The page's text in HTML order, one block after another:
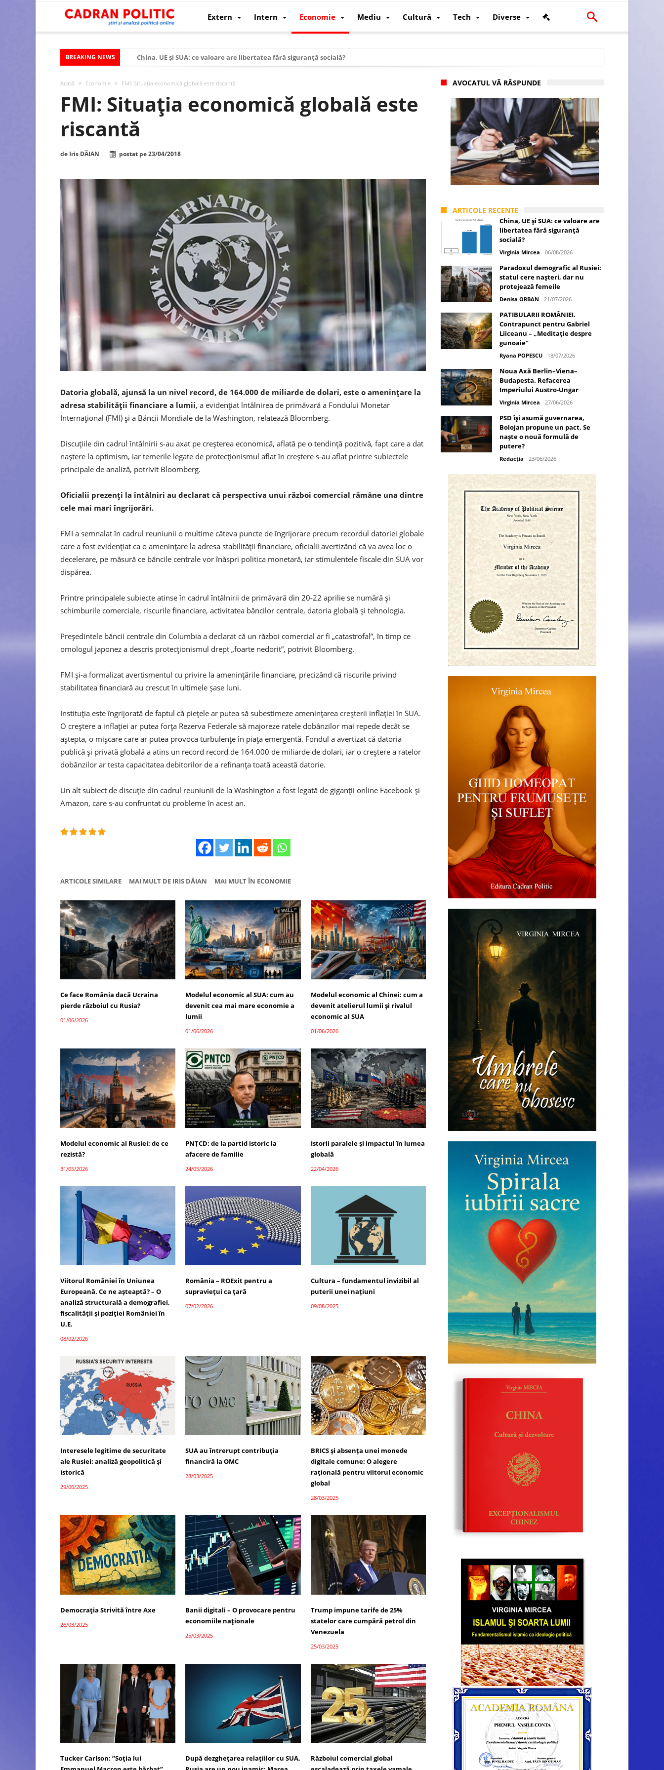
Extern Intern Economie Mediu Cultură Tech Diverse
BREAKING NEWS
China, UE și SUA: ce valoare are libertatea fără siguranță socială?
Modelul economic al Chinei: cum a devenit atelierul lumii și rivalul economic al SUA
Modelul economic al Rusiei: de ce rezistă?
Viitorul României în Uniunea Europeană. Ce ne așteaptă? – O analiză structurală a demografiei, fiscalității și poziției României în U.E.
Huawei dezvoltă un nou cip AI pentru a înlocui Nvidia
Acasă Economie FMI: Situaţia economică globală este riscantă
FMI: Situaţia economică globală este
riscantă
de Iris DĂIAN postat pe23/04/2018
Datoria globală, ajunsă la un nivel record, de 164.000 de miliarde de dolari, este o ameninţare la
adresa stabilităţii financiare a lumii, a evidenţiat întâlnirea de primăvară a Fondului Monetar
Internaţional (FMI) şi a Băncii Mondiale de la Washington, relatează Bloomberg.
Discuţiile din cadrul întâlnirii s-au axat pe creşterea economică, aflată pe o tendinţă pozitivă, fapt care a dat
naştere la optimism, iar temerile legate de protecţionismul aflat în creştere s-au aflat printre subiectele
principale de analiză, potrivit Bloomberg.
Oficialii prezenţi la întâlniri au declarat că perspectiva unui război comercial rămâne una dintre
cele mai mari îngrijorări.
FMI a semnalat în cadrul reuniunii o multime câteva puncte de îngrijorare precum recordul datoriei globale
care a fost evidenţiat ca o ameninţare la adresa stabilităţii financiare, oficialii avertizând că va avea loc o
decelerare, pe măsură ce băncile centrale vor înăspri politica monetară, iar stimulentele fiscale din SUA vor
dispărea.
Printre principalele subiecte atinse în cadrul întâlnirii de primăvară din 20-22 aprilie se numără şi
schimburile comerciale, riscurile financiare, activitatea băncilor centrale, datoria globală şi tehnologia.
Preşedintele băncii centrale din Columbia a declarat că un război comercial ar fi „catastrofal”, în timp ce
omologul japonez a descris protecţionismul drept „foarte nedorit”, potrivit Bloomberg.
FMI şi-a formalizat avertismentul cu privire la ameninţările financiare, precizând că riscurile privind
stabilitatea financiară au crescut în ultimele şase luni.
Instituţia este îngrijorată de faptul că pieţele ar putea să subestimeze ameninţarea creşterii inflaţiei în SUA.
O creştere a inflaţiei ar putea forţa Rezerva Federale să majoreze ratele dobânzilor mai repede decât se
aştepta, o mişcare care ar putea provoca turbulenţe în piaţa emergentă. Fondul a avertizat că datoria
publică şi privată globală a atins un record record de 164.000 de miliarde de dolari, iar o creştere a ratelor
dobânzilor ar testa capacitatea debitorilor de a refinanţa toată această datorie.
Un alt subiect de discuţie din cadrul reuniunii de la Washington a fost legată de giganţii online Facebook şi
Amazon, care s-au confruntat cu probleme în acest an.
ARTICOLE SIMILARE MAI MULT DE IRIS DĂIAN MAI MULT ÎN ECONOMIE
Ce face România dacă Ucraina
pierde războiul cu Rusia?
01/06/2026
Modelul economic al SUA: cum au
devenit cea mai mare economie a
lumii
01/06/2026
Modelul economic al Chinei: cum a
devenit atelierul lumii și rivalul
economic al SUA
01/06/2026
Modelul economic al Rusiei: de ce
rezistă?
31/05/2026
PNȚCD: de la partid istoric la
afacere de familie
24/05/2026
Istorii paralele și impactul în lumea
globală
22/04/2026
Viitorul României în Uniunea
Europeană. Ce ne așteaptă? – O
analiză structurală a demografiei,
fiscalității și poziției României în
U.E.
08/02/2026
România – ROExit pentru a
supraviețui ca țară
07/02/2026
Cultura – fundamentul invizibil al
puterii unei națiuni
09/08/2025
Interesele legitime de securitate
ale Rusiei: analiză geopolitică și
istorică
29/06/2025
SUA au întrerupt contribuția
financiră la OMC
28/03/2025
BRICS și absența unei monede
digitale comune: O alegere
rațională pentru viitorul economic
global
28/03/2025
Democrația Strivită între Axe
26/03/2025
Banii digitali – O provocare pentru
economiile naționale
25/03/2025
Trump impune tarife de 25%
statelor care cumpără petrol din
Venezuela
25/03/2025
Tucker Carlson: ”Soția lui
După dezghețarea relațiilor cu SUA,
Războiul comercial global
AVOCATUL VĂ RĂSPUNDE
ARTICOLE RECENTE
China, UE și SUA: ce valoare are
libertatea fără siguranță
socială?
Virginia Mircea 06/08/2026
Paradoxul demografic al Rusiei:
statul cere nașteri, dar nu
protejează femeile
Denisa ORBAN 21/07/2026
PATIBULARII ROMÂNIEI.
Contrapunct pentru Gabriel
Liiceanu – „Meditație despre
gunoaie”
Ryana POPESCU 18/07/2026
Noua Axă Berlin–Viena–
Budapesta. Refacerea
Imperiului Austro-Ungar
Virginia Mircea 27/06/2026
PSD își asumă guvernarea,
Bolojan propune un pact. Se
naște o nouă formulă de
putere?
Redacția 23/06/2026